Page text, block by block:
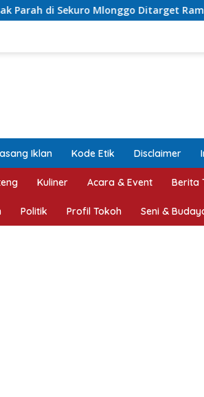
Ditarget Rampung Akhir Tahun
Iklan Kode Etik Disclaimer
Kuliner Acara & Event Berita
Politik Profil Tokoh Seni &